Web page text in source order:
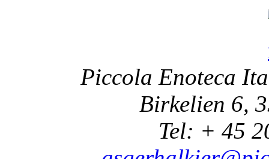
Piccola Enoteca
Birkelien 6,
Tel: + 45